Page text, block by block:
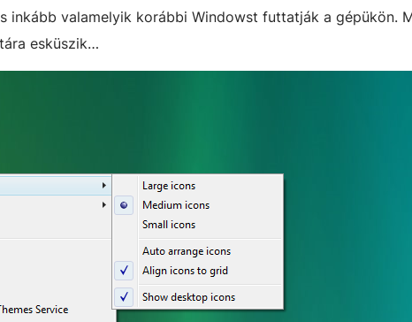
inkább valamelyik korábbi Windowst futtatják a gépükön.
esküszik…